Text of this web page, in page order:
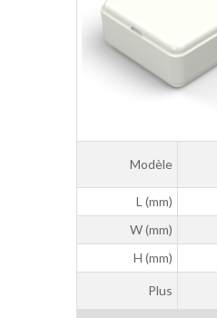
Modèle
L (mm)
W (mm)
H (mm)
Plus